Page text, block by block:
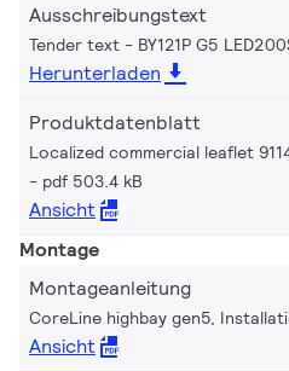
Ausschreibungstext
Tender text - BY121P G5
Herunterladen
Produktdatenblatt
Localized commercial leaflet
pdf 503.4 kB
Ansicht
Montage
Montageanleitung
CoreLine highbay gen5,
Ansicht